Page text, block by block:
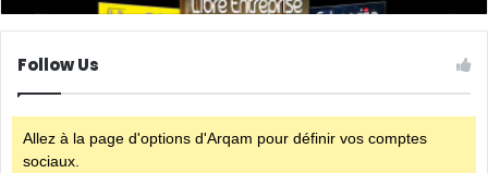
Follow Us
Allez à la page d'options d'Arqam pour définir vos comptes
sociaux.